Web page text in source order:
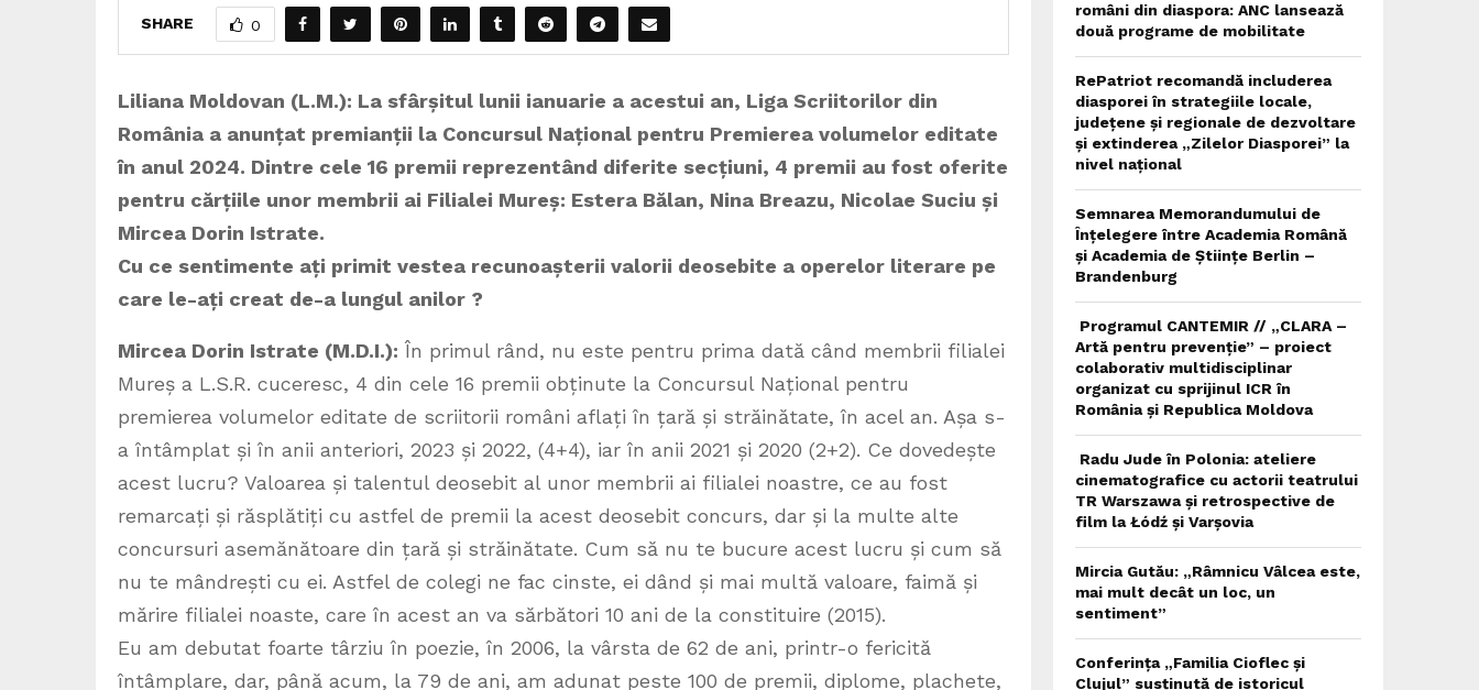
SHARE 0
Liliana Moldovan (L.M.): La sfârșitul lunii ianuarie a acestui an, Liga Scriitorilor din
România a anunțat premianții la Concursul Național pentru Premierea volumelor editate
în anul 2024. Dintre cele 16 premii reprezentând diferite secțiuni, 4 premii au fost oferite
pentru cărțiile unor membrii ai Filialei Mureș: Estera Bălan, Nina Breazu, Nicolae Suciu și
Mircea Dorin Istrate.
Cu ce sentimente ați primit vestea recunoașterii valorii deosebite a operelor literare pe
care le-ați creat de-a lungul anilor ?
Mircea Dorin Istrate (M.D.I.): În primul rând, nu este pentru prima dată când membrii filialei
Mureș a L.S.R. cuceresc, 4 din cele 16 premii obținute la Concursul Național pentru
premierea volumelor editate de scriitorii români aflați în țară și străinătate, în acel an. Așa s-
a întâmplat și în anii anteriori, 2023 și 2022, (4+4), iar în anii 2021 și 2020 (2+2). Ce dovedește
acest lucru? Valoarea și talentul deosebit al unor membrii ai filialei noastre, ce au fost
remarcați și răsplătiți cu astfel de premii la acest deosebit concurs, dar și la multe alte
concursuri asemănătoare din țară și străinătate. Cum să nu te bucure acest lucru și cum să
nu te mândrești cu ei. Astfel de colegi ne fac cinste, ei dând și mai multă valoare, faimă și
mărire filialei noaste, care în acest an va sărbători 10 ani de la constituire (2015).
Eu am debutat foarte târziu în poezie, în 2006, la vârsta de 62 de ani, printr-o fericită
întâmplare, dar, până acum, la 79 de ani, am adunat peste 100 de premii, diplome, plachete,
români din diaspora: ANC lansează
două programe de mobilitate
RePatriot recomandă includerea
diasporei în strategiile locale,
județene și regionale de dezvoltare
și extinderea „Zilelor Diasporei” la
nivel național
Semnarea Memorandumului de
Înțelegere între Academia Română
și Academia de Științe Berlin –
Brandenburg
Programul CANTEMIR // „CLARA –
Artă pentru prevenție” – proiect
colaborativ multidisciplinar
organizat cu sprijinul ICR în
România și Republica Moldova
Radu Jude în Polonia: ateliere
cinematografice cu actorii teatrului
TR Warszawa și retrospective de
film la Łódź și Varșovia
Mircia Gutău: „Râmnicu Vâlcea este,
mai mult decât un loc, un
sentiment”
Conferința „Familia Cioflec și
Clujul” susținută de istoricul